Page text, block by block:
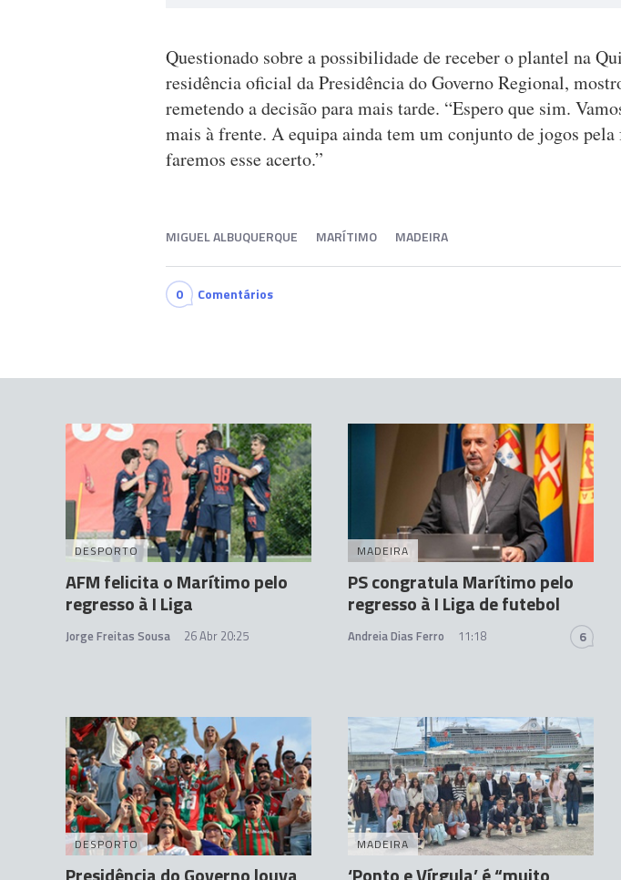
Questionado sobre a possibilidade de receber o plantel na
residência oficial da Presidência do Governo Regional,
remetendo a decisão para mais tarde. “Espero que sim.
mais à frente. A equipa ainda tem um conjunto de jogos pela
faremos esse acerto.”
MIGUEL ALBUQUERQUE MARÍTIMO MADEIRA
0 Comentários
DESPORTO
AFM felicita o Marítimo pelo
regresso à I Liga
Jorge Freitas Sousa 26 Abr 20:25
MADEIRA
PS congratula Marítimo pelo
regresso à I Liga de futebol
Andreia Dias Ferro 11:18 6
DESPORTO MADEIRA